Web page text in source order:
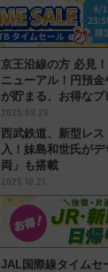
京王沿線の方 必見
ニューアル！円預
が貯まる、お得な
2025.09.26
西武鉄道、新型レ
入！妹島和世氏が
両」も搭載
2025.10.21
JAL国際線タイムセ